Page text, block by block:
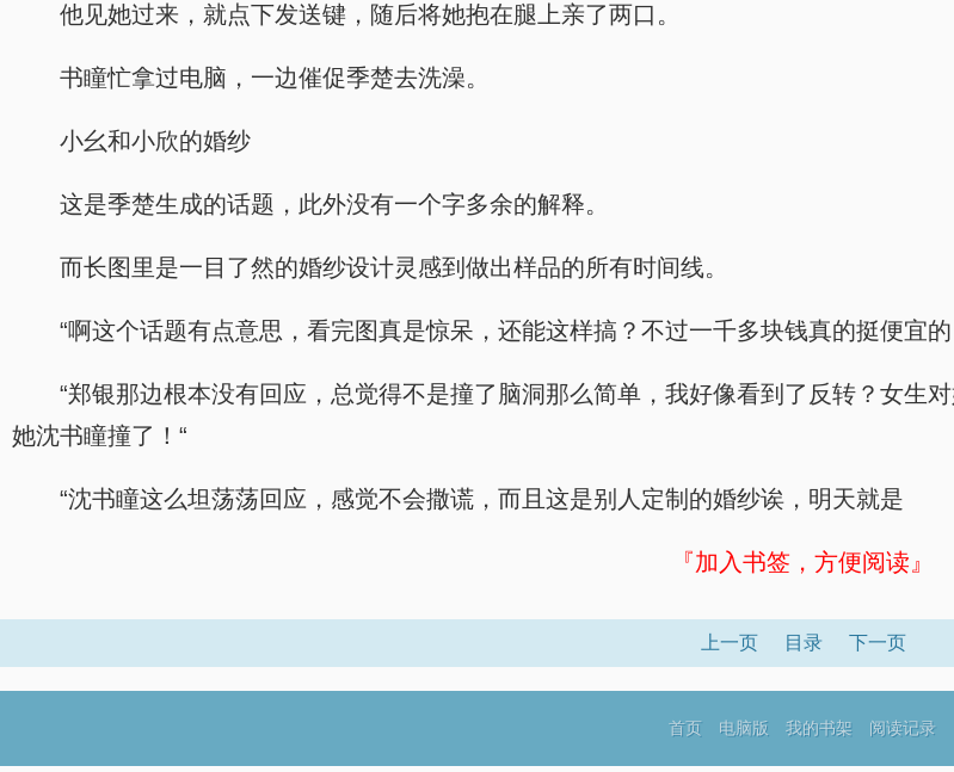
他见她过来，就点下发送键，随后将她抱在腿上亲了两口。
书瞳忙拿过电脑，一边催促季楚去洗澡。
小幺和小欣的婚纱
这是季楚生成的话题，此外没有一个字多余的解释。
而长图里是一目了然的婚纱设计灵感到做出样品的所有时间线。
“啊这个话题有点意思，看完图真是惊呆，还能这样搞？不过一千多块钱真的挺便宜
“郑银那边根本没有回应，总觉得不是撞了脑洞那么简单，我好像看到了反转？女生
她沈书瞳撞了！“
“沈书瞳这么坦荡荡回应，感觉不会撒谎，而且这是别人定制的婚纱诶，明天就是
『加入书签，方便阅读』
上一页 目录 下一页
首页 电脑版 我的书架 阅读记录